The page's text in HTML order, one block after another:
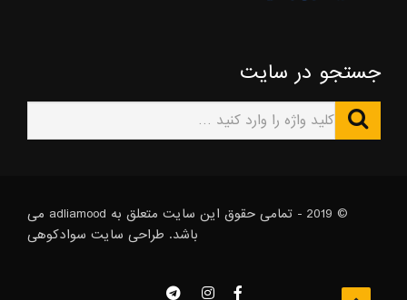
جستجو در سایت
© 2019 - تمامی حقوق این سایت متعلق به adliamood می
باشد. طراحی سایت سوادکوهی